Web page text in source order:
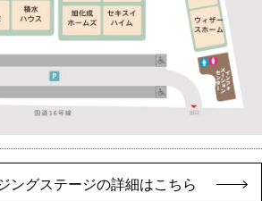
ングステージの詳細はこちら